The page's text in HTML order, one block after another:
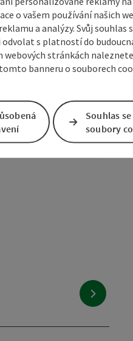
©
otevřít
v
nächstes
o vašem používání našich
a analýzy. Svůj souhlas
s platností do
stránkách
banneru o souborech
Souhlas
soubory